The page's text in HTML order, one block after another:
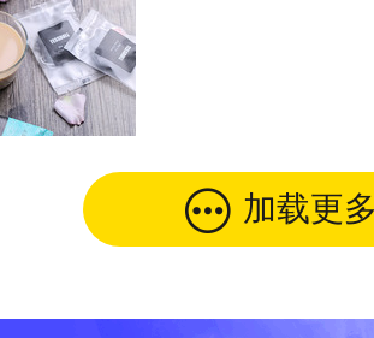
加载更